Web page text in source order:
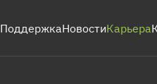
ПоддержкаНовостиКарьера